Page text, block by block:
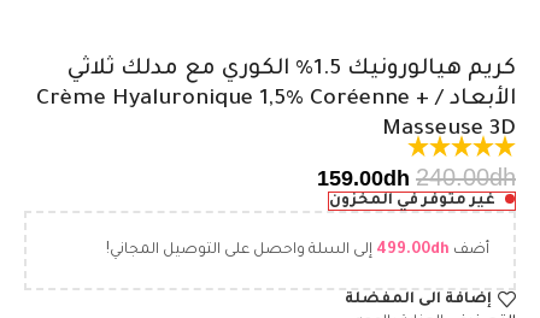
كريم هيالورونيك 1.5% الكوري مع مدلك ثلاثي
الأبعاد / Crème Hyaluronique 1,5% Coréenne +
Masseuse 3D
240.00dh
159.00dh
غير متوفر في المخزون
أضف 499.00dh إلى السلة واحصل على التوصيل المجاني!
إضافة الى المفضلة